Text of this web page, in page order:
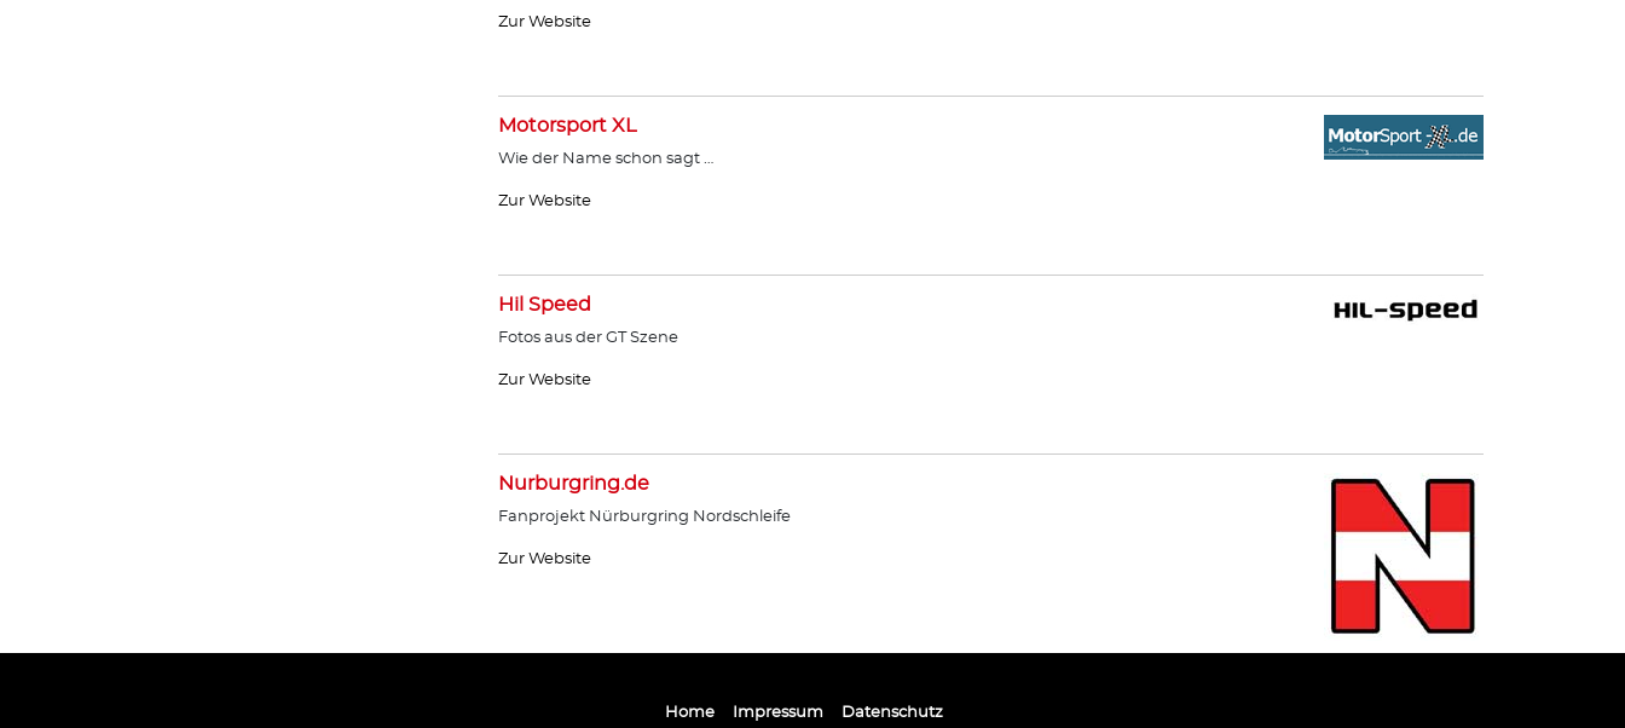
Zur Website
Motorsport XL
Wie der Name schon sagt …
Zur Website
Hil Speed
Fotos aus der GT Szene
Zur Website
Nurburgring.de
Fanprojekt Nürburgring Nordschleife
Zur Website
Home Impressum Datenschutz